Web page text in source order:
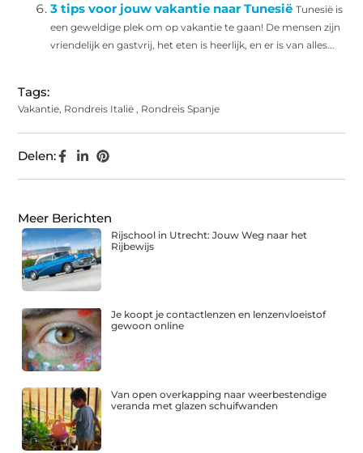
3 tips voor jouw vakantie naar Tunesië Tunesië is
een geweldige plek om op vakantie te gaan! De mensen zijn
vriendelijk en gastvrij, het eten is heerlijk, en er is van alles...
Tags:
Vakantie, Rondreis Italië , Rondreis Spanje
Delen:
Meer Berichten
Rijschool in Utrecht: Jouw Weg naar het
Rijbewijs
Je koopt je contactlenzen en lenzenvloeistof
gewoon online
Van open overkapping naar weerbestendige
veranda met glazen schuifwanden